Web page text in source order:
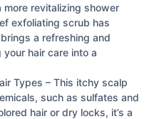
more revitalizing shower
exfoliating scrub has
a refreshing and
hair care into a
Types – This itchy scalp
such as sulfates and
hair or dry locks, it’s a